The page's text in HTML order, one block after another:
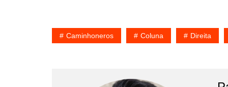
Caminhoneros Coluna Direita